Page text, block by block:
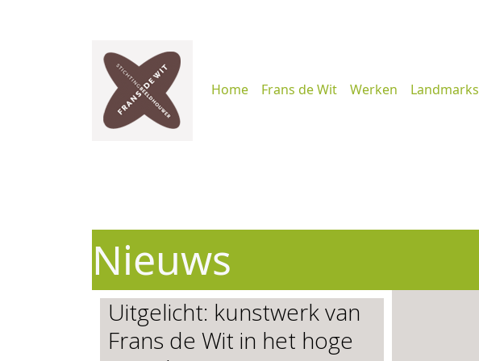
Home Frans de Wit Werken Landmarks
Nieuws
Uitgelicht: kunstwerk van
Frans de Wit in het hoge